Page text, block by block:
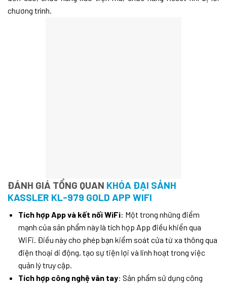
chương trình.
ĐÁNH GIÁ TỔNG QUAN KHÓA ĐẠI SẢNH
KASSLER KL-979 GOLD APP WIFI
Tích hợp App và kết nối WiFi: Một trong những điểm
mạnh của sản phẩm này là tích hợp App điều khiển qua
WiFi. Điều này cho phép bạn kiểm soát cửa từ xa thông qua
điện thoại di động, tạo sự tiện lợi và linh hoạt trong việc
quản lý truy cập.
Tích hợp công nghệ vân tay: Sản phẩm sử dụng công